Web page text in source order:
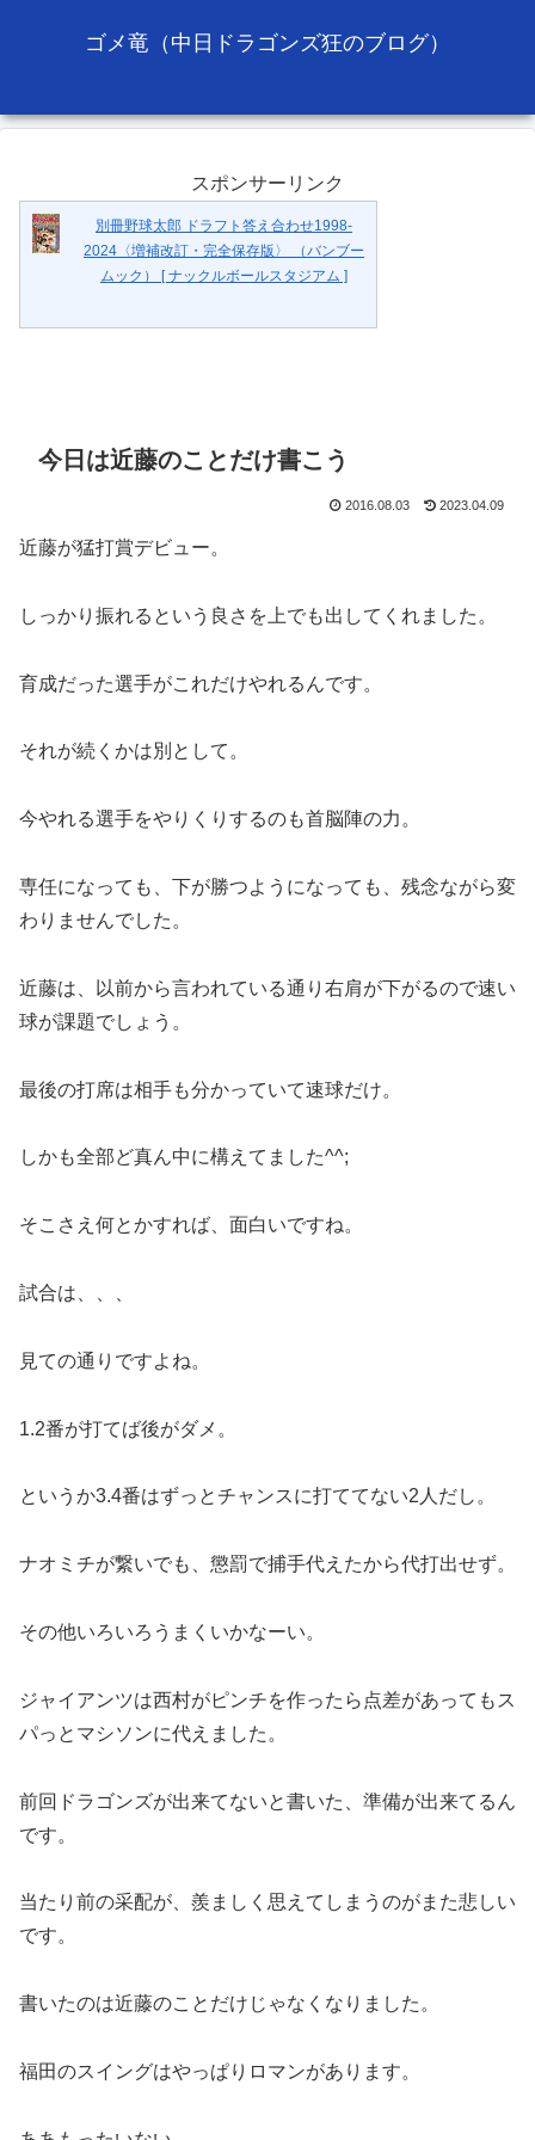
ゴメ竜（中日ドラゴンズ狂のブログ）
スポンサーリンク
別冊野球太郎 ドラフト答え合わせ1998-
2024〈増補改訂・完全保存版〉 （バンブー
ムック） [ ナックルボールスタジアム ]
今日は近藤のことだけ書こう
2016.08.03 2023.04.09
近藤が猛打賞デビュー。
しっかり振れるという良さを上でも出してくれました。
育成だった選手がこれだけやれるんです。
それが続くかは別として。
今やれる選手をやりくりするのも首脳陣の力。
専任になっても、下が勝つようになっても、残念ながら変
わりませんでした。
近藤は、以前から言われている通り右肩が下がるので速い
球が課題でしょう。
最後の打席は相手も分かっていて速球だけ。
しかも全部ど真ん中に構えてました^^;
そこさえ何とかすれば、面白いですね。
試合は、、、
見ての通りですよね。
1.2番が打てば後がダメ。
というか3.4番はずっとチャンスに打ててない2人だし。
ナオミチが繋いでも、懲罰で捕手代えたから代打出せず。
その他いろいろうまくいかなーい。
ジャイアンツは西村がピンチを作ったら点差があってもス
パっとマシソンに代えました。
前回ドラゴンズが出来てないと書いた、準備が出来てるん
です。
当たり前の采配が、羨ましく思えてしまうのがまた悲しい
です。
書いたのは近藤のことだけじゃなくなりました。
福田のスイングはやっぱりロマンがあります。